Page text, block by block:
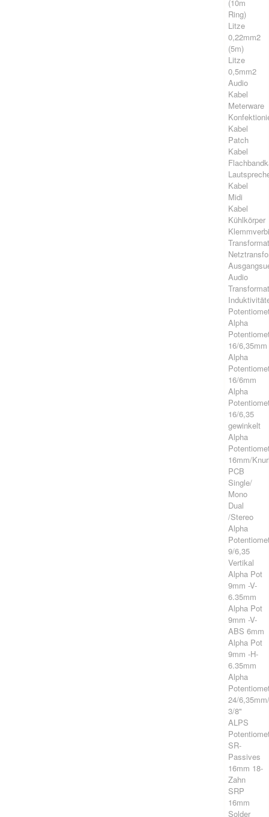
(10m
Ring)
Litze
0,22mm2
(5m)
Litze
0,5mm2
Audio
Kabel
Meterware
Kabel
Patch
Kabel
Kabel
Midi
Kabel
Kühlkörper
Audio
Alpha
16/6,35mm
Alpha
16/6mm
Alpha
16/6,35
gewinkelt
Alpha
16mm/
PCB
Single/
Mono
Dual
/Stereo
Alpha
9/6,35
Vertikal
Alpha Pot
9mm -V-
6.35mm
Alpha Pot
9mm -V-
ABS 6mm
Alpha Pot
9mm -H-
6.35mm
Alpha
24/
3/8"
ALPS
SR-
Passives
16mm 18-
Zahn
SRP
16mm
Solder